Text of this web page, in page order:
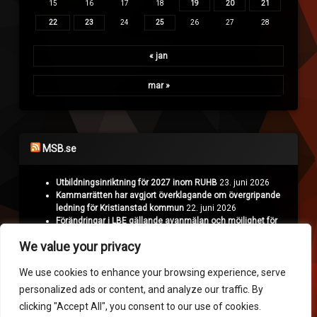
We value your privacy
We use cookies to enhance your browsing experience, serve
personalized ads or content, and analyze our traffic. By
clicking "Accept All", you consent to our use of cookies.
15 16 17 18 19 20 21
22 23 24 25 26 27 28
« jan
mar »
MSB.se
Utbildningsinriktning för 2027 inom RUHB 23. juni 2026
Kammarrätten har avgjort överklagande om övergripande
ledning för Kristianstad kommun 22. juni 2026
Förändringar i LBE gällande avanmälan och möjlighet för
Projekt Nyman: Räddningstjänsten hämtar erfarenheter i
Krisinformation.se